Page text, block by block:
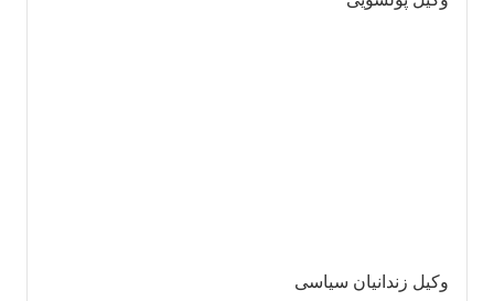
وکیل زندانیان سیاسی